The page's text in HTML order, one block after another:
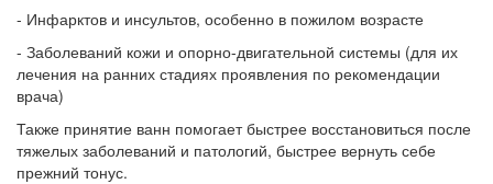
- Инфарктов и инсультов, особенно в пожилом возрасте
- Заболеваний кожи и опорно-двигательной системы (для их
лечения на ранних стадиях проявления по рекомендации
врача)
Также принятие ванн помогает быстрее восстановиться после
тяжелых заболеваний и патологий, быстрее вернуть себе
прежний тонус.